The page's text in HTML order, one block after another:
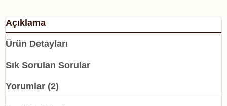
Açıklama
Ürün Detayları
Sık Sorulan Sorular
Yorumlar (2)